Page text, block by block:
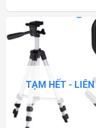
TẠM HẾT - LIÊN